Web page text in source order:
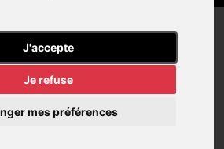
J'accepte
Je refuse
mes préférences
24h/24